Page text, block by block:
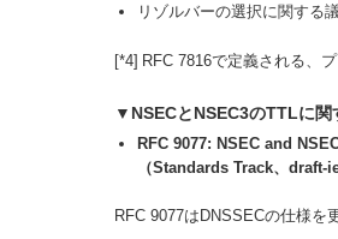
リゾルバーの選択に関する
[*4] RFC 7816で定義される、
▼NSECとNSEC3のTTLに関
RFC 9077: NSEC and
（Standards Track、
RFC 9077はDNSSECの仕様を